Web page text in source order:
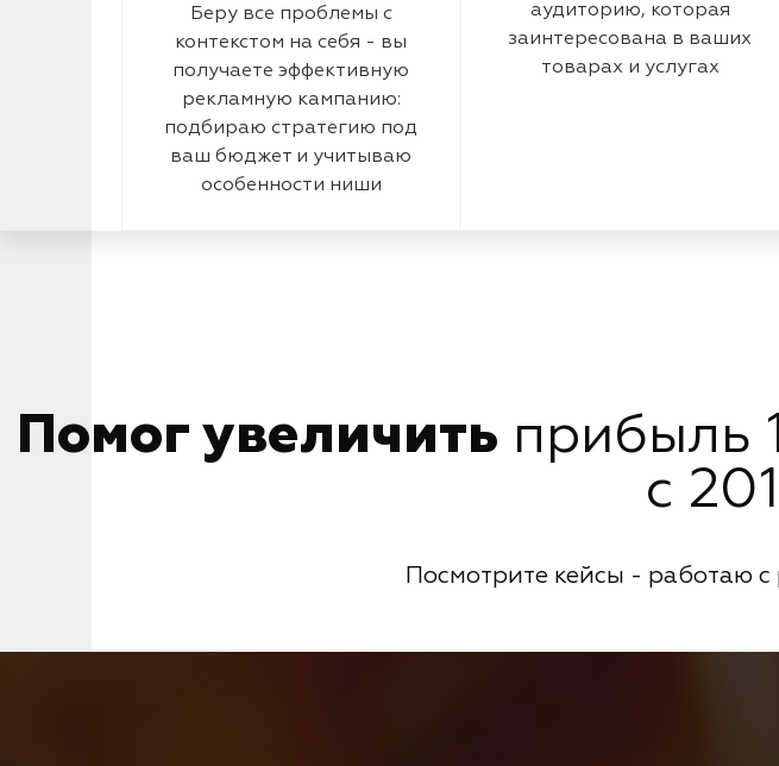
Беру все проблемы с
контекстом на себя - вы
получаете эффективную
рекламную кампанию:
подбираю стратегию под
ваш бюджет и учитываю
особенности ниши
аудиторию, которая
заинтересована в ваших
товарах и услугах
Помог увеличить прибыль
с
Посмотрите кейсы - работаю